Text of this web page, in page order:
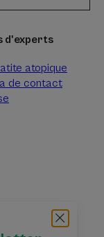
d'experts
atopique
de contact